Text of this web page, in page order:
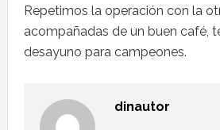
Repetimos la operación con la
acompañadas de un buen café,
desayuno para campeones.
dinautor